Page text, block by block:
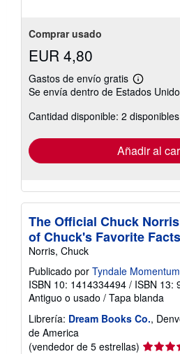
Comprar usado
EUR 4,80
Gastos de envío gratis
Más
las
tarifas
envío
Se envía dentro de Estados
Cantidad disponible: 2 disponibles
Añadir al
The Official Chuck
of Chuck's Favorite
Norris, Chuck
Publicado por Tyndale Momentum
ISBN 10: 1414334494 / ISBN 13:
Antiguo o usado / Tapa blanda
Librería: Dream Books Co.,
de America
(vendedor de 5 estrellas)